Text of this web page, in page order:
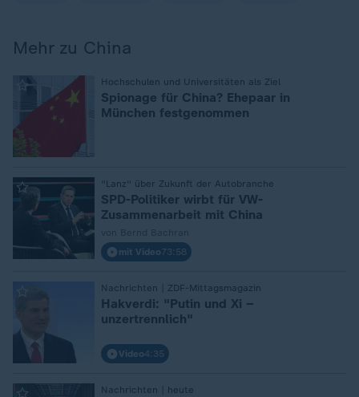
Mehr zu China
Hochschulen und Universitäten als Ziel
Spionage für China? Ehepaar in
München festgenommen
"Lanz" über Zukunft der Autobranche
SPD-Politiker wirbt für VW-
Zusammenarbeit mit China
mit Video73:58
Nachrichten | ZDF-Mittagsmagazin
Hakverdi: "Putin und Xi –
unzertrennlich"
Video4:35
Nachrichten | heute